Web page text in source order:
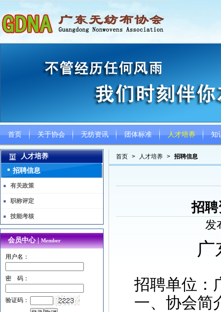
首页 关于协会 无纺资讯 团体标准 人才培养 知
首页 > 人才培养 > 招聘信息
招
发
广
招聘单位：
一、协会简
人才培养
招聘信息
有关政策
职称评定
技能考核
会员中心 |Member
用户名：
密 码：
验证码：